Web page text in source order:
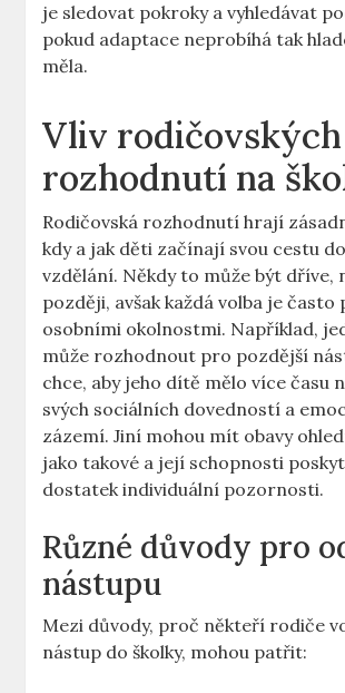
je sledovat pokroky a vyhledávat
pokud adaptace neprobíhá tak
měla.
Vliv rodičovských
rozhodnutí na
Rodičovská rozhodnutí hrají
kdy a jak děti začínají svou cestu
vzdělání. Někdy to může být dříve,
později, avšak každá volba je často
osobními okolnostmi. Například,
může rozhodnout pro pozdější
chce, aby jeho dítě mělo více času
svých sociálních dovedností a
zázemí. Jiní mohou mít obavy
jako takové a její schopnosti
dostatek individuální pozornosti.
Různé důvody pro
nástupu
Mezi důvody, proč někteří rodiče
nástup do školky, mohou patřit: